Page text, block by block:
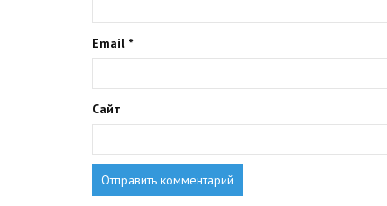
Email *
Сайт